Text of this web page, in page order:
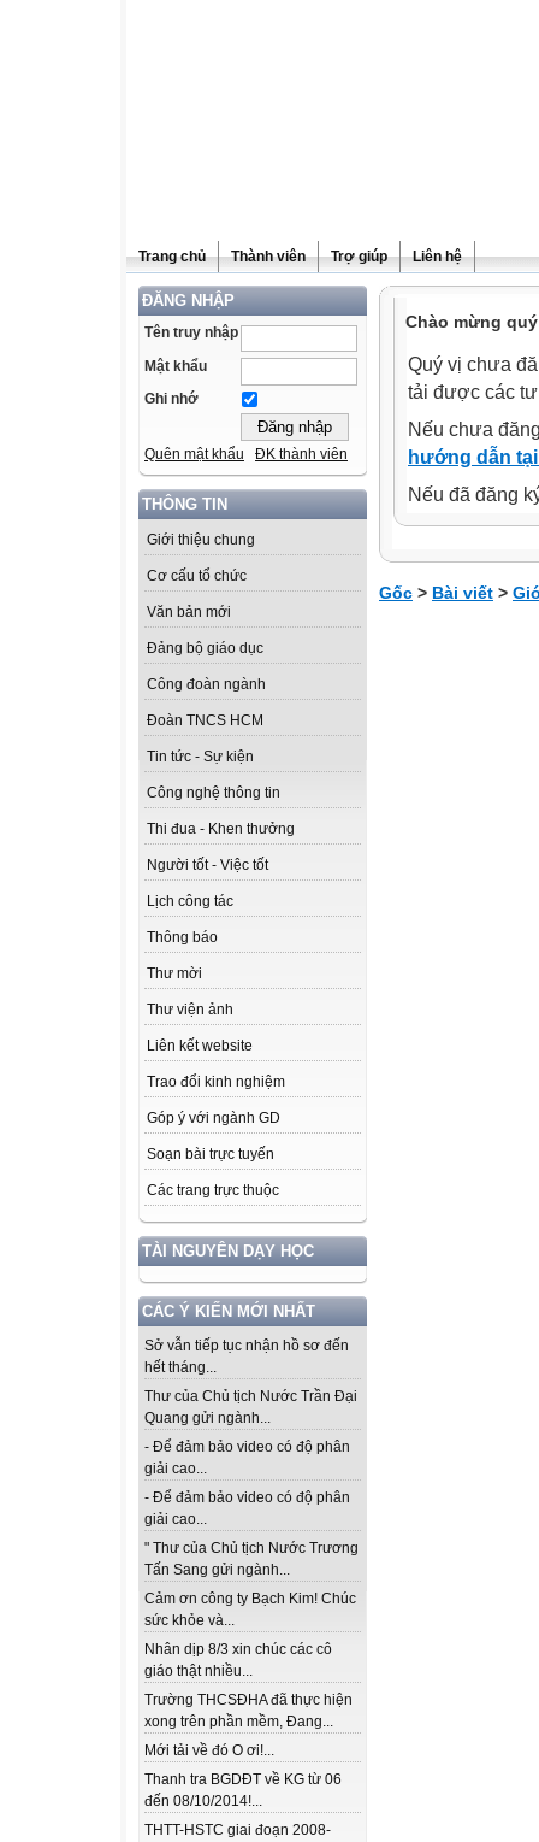
Trang chủ Thành viên Trợ giúp Liên hệ
ĐĂNG NHẬP
Tên truy nhập
Mật khẩu
Ghi nhớ
Quên mật khẩu ĐK thành viên
THÔNG TIN
Giới thiệu chung
Cơ cấu tổ chức
Văn bản mới
Đảng bộ giáo dục
Công đoàn ngành
Đoàn TNCS HCM
Tin tức - Sự kiện
Công nghệ thông tin
Thi đua - Khen thưởng
Người tốt - Việc tốt
Lịch công tác
Thông báo
Thư mời
Thư viện ảnh
Liên kết website
Trao đổi kinh nghiệm
Góp ý với ngành GD
Soạn bài trực tuyến
Các trang trực thuộc
TÀI NGUYÊN DẠY HỌC
CÁC Ý KIẾN MỚI NHẤT
Sở vẫn tiếp tục nhận hồ sơ đến
hết tháng...
Thư của Chủ tịch Nước Trần Đại
Quang gửi ngành...
- Để đảm bảo video có độ phân
giải cao...
- Để đảm bảo video có độ phân
giải cao...
" Thư của Chủ tịch Nước Trương
Tấn Sang gửi ngành...
Cảm ơn công ty Bạch Kim! Chúc
sức khỏe và...
Nhân dịp 8/3 xin chúc các cô
giáo thật nhiều...
Trường THCSĐHA đã thực hiện
xong trên phần mềm, Đang...
Mới tải về đó O ơi!...
Thanh tra BGDĐT về KG từ 06
đến 08/10/2014!...
THTT-HSTC giai đoạn 2008-
Chào mừng
Quý vị chưa
tải được các
Nếu chưa
hướng dẫn
Nếu đã đăng
Gốc > Bài viết >